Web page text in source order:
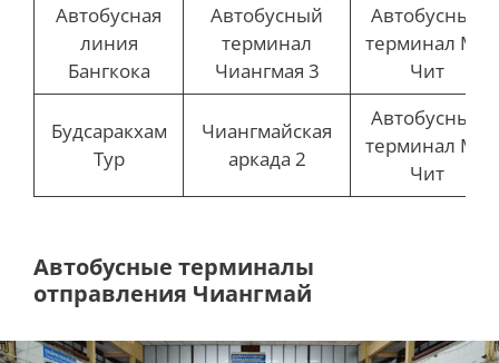
Автобусная
линия
Бангкока
Автобусный
терминал
Чиангмая 3
Автобусный
терминал Мо
Чит
Будсаракхам
Тур
Чиангмайская
аркада 2
Автобусный
терминал Мо
Чит
Автобусные терминалы
отправления Чиангмай